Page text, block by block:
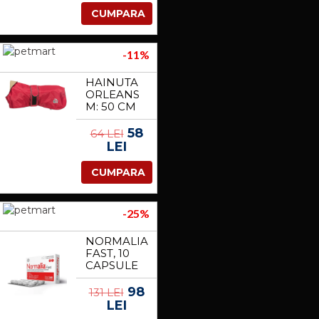
CUMPARA
-11%
HAINUTA
ORLEANS
M: 50 CM
ROSU
680315
64 LEI58
LEI
CUMPARA
-25%
NORMALIA
FAST, 10
CAPSULE
131 LEI98
LEI